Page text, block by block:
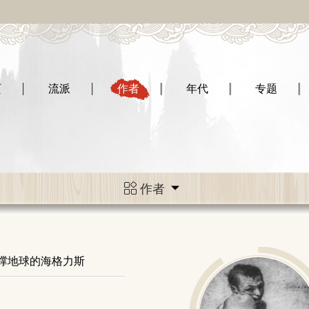
流派 作者 年代 专题
作者
地球的海格力斯